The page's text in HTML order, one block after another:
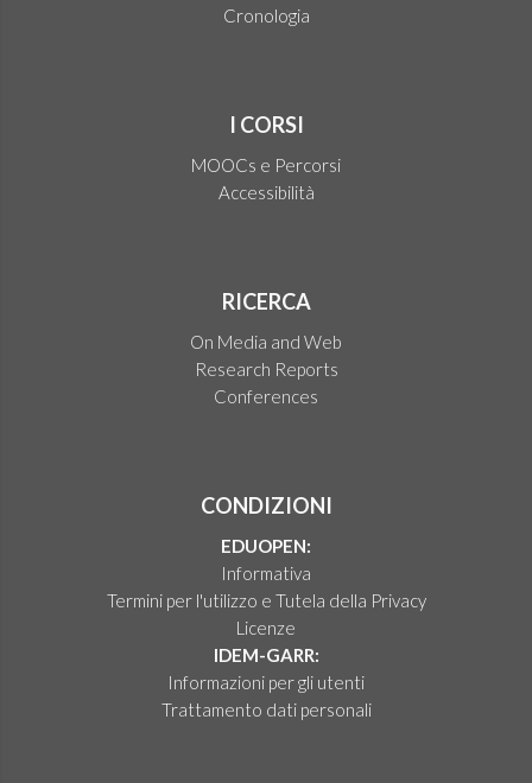
Cronologia
I CORSI
MOOCs e Percorsi
Accessibilità
RICERCA
On Media and Web
Research Reports
Conferences
CONDIZIONI
EDUOPEN:
Informativa
Termini per l'utilizzo e Tutela della Privacy
Licenze
IDEM-GARR:
Informazioni per gli utenti
Trattamento dati personali